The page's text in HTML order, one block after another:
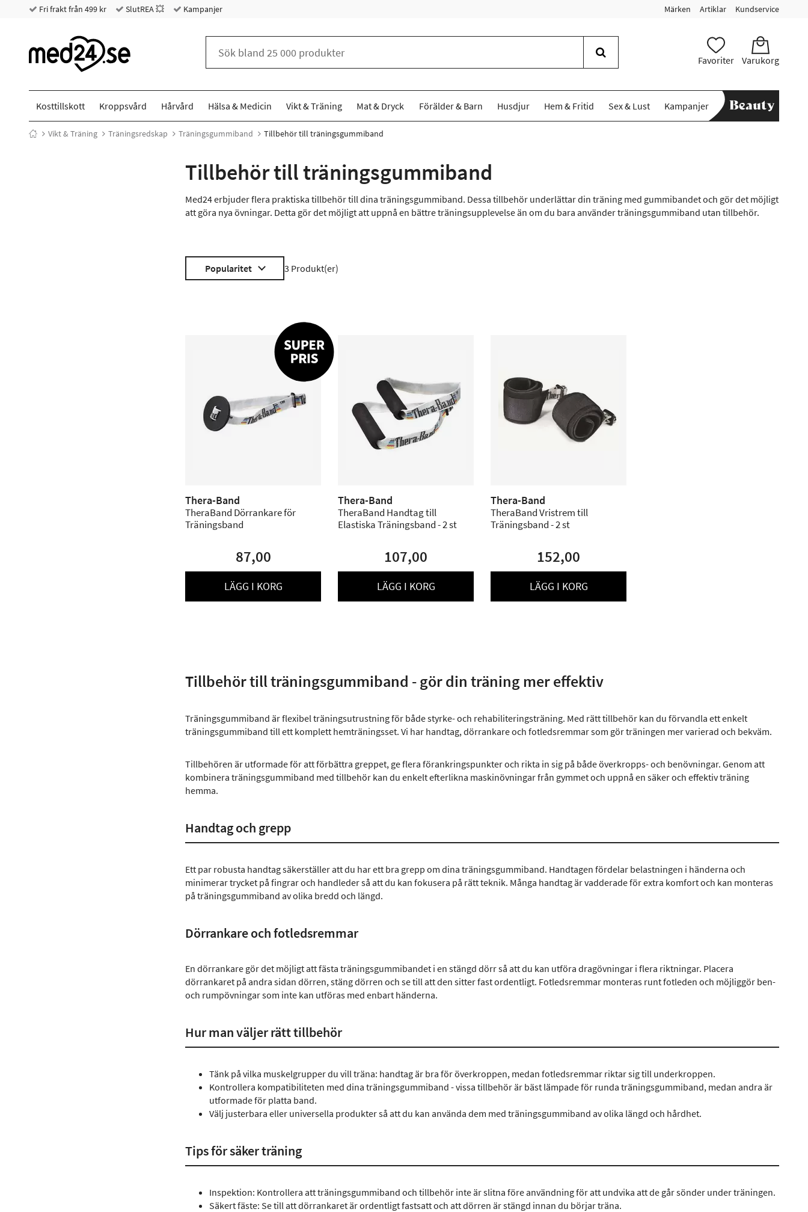
Fri frakt från 499 kr SlutREA 💥 Kampanjer Märken Artiklar Kundservice
Favoriter Varukorg
Kosttillskott Kroppsvård Hårvård Hälsa & Medicin Vikt & Träning Mat & Dryck Förälder & Barn Husdjur Hem & Fritid Sex & Lust Kampanjer
Vikt & Träning Träningsredskap Träningsgummiband Tillbehör till träningsgummiband
Tillbehör till träningsgummiband
Med24 erbjuder flera praktiska tillbehör till dina träningsgummiband. Dessa tillbehör underlättar din träning med gummibandet och gör det möjligt
att göra nya övningar. Detta gör det möjligt att uppnå en bättre träningsupplevelse än om du bara använder träningsgummiband utan tillbehör.
Popularitet 3 Produkt(er)
Thera-Band
TheraBand Dörrankare för
Träningsband
87,00
LÄGG I KORG
Thera-Band
TheraBand Handtag till
Elastiska Träningsband - 2 st
107,00
LÄGG I KORG
Thera-Band
TheraBand Vristrem till
Träningsband - 2 st
152,00
LÄGG I KORG
Tillbehör till träningsgummiband - gör din träning mer effektiv
Träningsgummiband är flexibel träningsutrustning för både styrke- och rehabiliteringsträning. Med rätt tillbehör kan du förvandla ett enkelt
träningsgummiband till ett komplett hemträningsset. Vi har handtag, dörrankare och fotledsremmar som gör träningen mer varierad och bekväm.
Tillbehören är utformade för att förbättra greppet, ge flera förankringspunkter och rikta in sig på både överkropps- och benövningar. Genom att
kombinera träningsgummiband med tillbehör kan du enkelt efterlikna maskinövningar från gymmet och uppnå en säker och effektiv träning
hemma.
Handtag och grepp
Ett par robusta handtag säkerställer att du har ett bra grepp om dina träningsgummiband. Handtagen fördelar belastningen i händerna och
minimerar trycket på fingrar och handleder så att du kan fokusera på rätt teknik. Många handtag är vadderade för extra komfort och kan monteras
på träningsgummiband av olika bredd och längd.
Dörrankare och fotledsremmar
En dörrankare gör det möjligt att fästa träningsgummibandet i en stängd dörr så att du kan utföra dragövningar i flera riktningar. Placera
dörrankaret på andra sidan dörren, stäng dörren och se till att den sitter fast ordentligt. Fotledsremmar monteras runt fotleden och möjliggör ben-
och rumpövningar som inte kan utföras med enbart händerna.
Hur man väljer rätt tillbehör
Tänk på vilka muskelgrupper du vill träna: handtag är bra för överkroppen, medan fotledsremmar riktar sig till underkroppen.
Kontrollera kompatibiliteten med dina träningsgummiband - vissa tillbehör är bäst lämpade för runda träningsgummiband, medan andra är
utformade för platta band.
Välj justerbara eller universella produkter så att du kan använda dem med träningsgummiband av olika längd och hårdhet.
Tips för säker träning
Inspektion: Kontrollera att träningsgummiband och tillbehör inte är slitna före användning för att undvika att de går sönder under träningen.
Säkert fäste: Se till att dörrankaret är ordentligt fastsatt och att dörren är stängd innan du börjar träna.